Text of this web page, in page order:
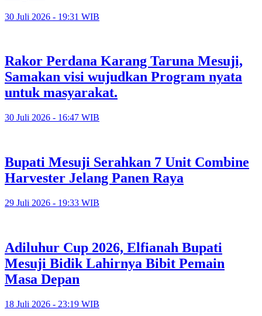
30 Juli 2026 - 19:31 WIB
Rakor Perdana Karang Taruna Mesuji,
Samakan visi wujudkan Program nyata
untuk masyarakat.
30 Juli 2026 - 16:47 WIB
Bupati Mesuji Serahkan 7 Unit Combine
Harvester Jelang Panen Raya
29 Juli 2026 - 19:33 WIB
Adiluhur Cup 2026, Elfianah Bupati
Mesuji Bidik Lahirnya Bibit Pemain
Masa Depan
18 Juli 2026 - 23:19 WIB